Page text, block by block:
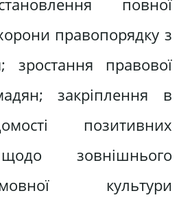
повної
правопорядку з
зростання правової
закріплення в
позитивних
зовнішнього
культури